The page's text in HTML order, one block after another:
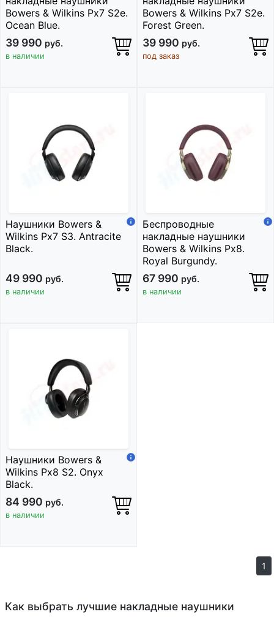
Bowers & Wilkins Px7 S2e.
Ocean Blue.
39 990 руб.
в наличии
Bowers & Wilkins Px7 S2e.
Forest Green.
39 990 руб.
под заказ
Наушники Bowers &
Wilkins Px7 S3. Antracite
Black.
49 990 руб.
в наличии
Беспроводные
накладные наушники
Bowers & Wilkins Px8.
Royal Burgundy.
67 990 руб.
в наличии
Наушники Bowers &
Wilkins Px8 S2. Onyx
Black.
84 990 руб.
в наличии
1
Как выбрать лучшие накладные наушники